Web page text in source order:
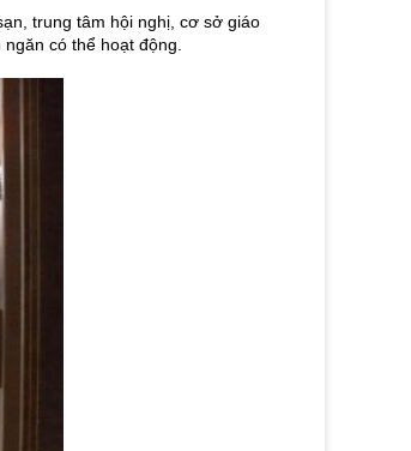
trung tâm hội nghị, cơ sở giáo
có thể hoạt động.